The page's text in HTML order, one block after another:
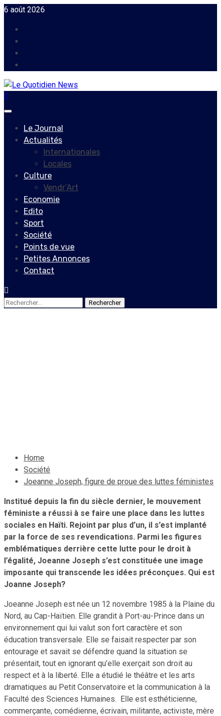
Skip
content
6 août 2026
Primary
Le Journal
Actualités
Internationales
Locales
Culture
Vendr’Art
Economie
Edito
Sport
Société
Points de vue
Petites Annonces
Contact
Rechercher :
Home
Société
Joeanne Joseph, figure de proue des luttes féministes
Institué depuis la fin du siècle dernier, le mouvement
féministe a réussi à se faire une place dans les luttes
sociales en Haïti. Rejoint par plus d’un, il s’est implanté
par la force de ses revendications. Parmi les figures
emblématiques derrière cette lutte pour le droit à
l’égalité, Joeanne Joseph s’est constituée une image
imposante qui transcende les idées préconçues. Qui est
Joanne Joseph?
Joeanne Joseph est née un 12 novembre 1985 à la Plaine du
Nord, au Cap-Haïtien. Elle grandit à Port-au-Prince dans un
environnement qui lui valut son fort caractère et son
éducation transversale. Elle se faisait respecter par son
entourage et savait se défendre quand la situation se
présentait, tout en ignorant qu’elle exerçait son droit au
respect et à la liberté. Elle a étudié le théâtre et les arts
dramatiques au Petit Conservatoire et la communication à la
Faculté des Sciences Humaines. Elle est esthéticienne,
commerçante, comédienne, écrivain, militante, activiste, mère